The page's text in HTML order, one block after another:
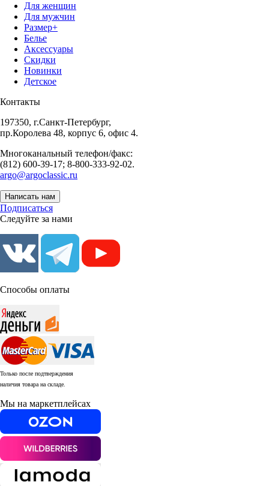
Для женщин
Для мужчин
Размер+
Белье
Аксессуары
Скидки
Новинки
Детское
Контакты
197350, г.Санкт-Петербург,
пр.Королева 48, корпус 6, офис 4.
Многоканальный телефон/факс:
(812) 600-39-17; 8-800-333-92-02.
argo@argoclassic.ru
Написать нам
Подписаться
Следуйте за нами
Способы оплаты
Только после подтверждения
наличия товара на складе.
Мы на маркетплейсах